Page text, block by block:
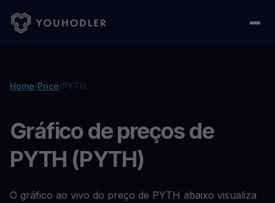
Home/Price/PYTH
Gráfico de preços de
PYTH (PYTH)
O gráfico ao vivo do preço de PYTH abaixo visualiza